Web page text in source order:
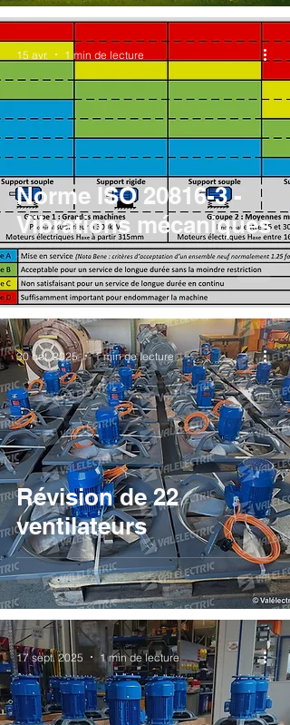
Norme ISO 20816-3 -
Vibrations mécaniques
15 avr. 1 min de lecture
Révision de 22
ventilateurs
30 oct. 2025 1 min de lecture
17 sept. 2025 1 min de lecture